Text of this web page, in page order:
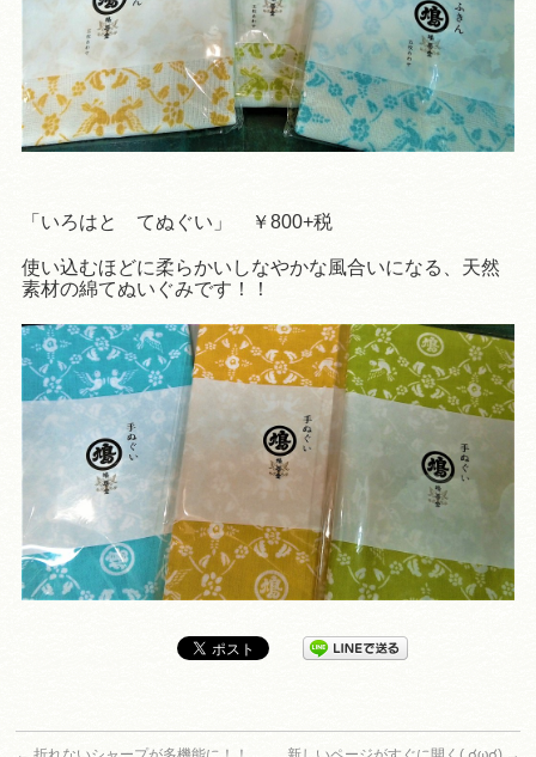
「いろはと てぬぐい」 ￥800+税
使い込むほどに柔らかいしなやかな風合いになる、天然
素材の綿てぬいぐみです！！